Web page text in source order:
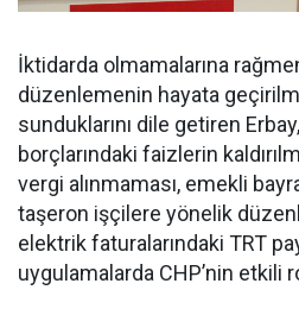
İktidarda olmamalarına
düzenlemenin hayata
sunduklarını dile getiren
borçlarındaki faizlerin
vergi alınmaması, emekli
taşeron işçilere yönelik
elektrik faturalarındaki TRT
uygulamalarda CHP’nin etkili